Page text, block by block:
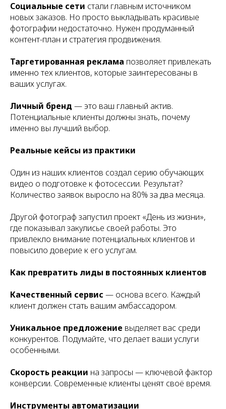
Социальные сети стали главным источником
новых заказов. Но просто выкладывать красивые
фотографии недостаточно. Нужен продуманный
контент-план и стратегия продвижения.
Таргетированная реклама позволяет привлекать
именно тех клиентов, которые заинтересованы в
ваших услугах.
Личный бренд — это ваш главный актив.
Потенциальные клиенты должны знать, почему
именно вы лучший выбор.
Реальные кейсы из практики
Один из наших клиентов создал серию обучающих
видео о подготовке к фотосессии. Результат?
Количество заявок выросло на 80% за два месяца.
Другой фотограф запустил проект «День из жизни»,
где показывал закулисье своей работы. Это
привлекло внимание потенциальных клиентов и
повысило доверие к его услугам.
Как превратить лиды в постоянных клиентов
Качественный сервис— основа всего. Каждый
клиент должен стать вашим амбассадором.
Уникальное предложение выделяет вас среди
конкурентов. Подумайте, что делает ваши услуги
особенными.
Скорость реакции на запросы — ключевой фактор
конверсии. Современные клиенты ценят своё время.
Инструменты автоматизации